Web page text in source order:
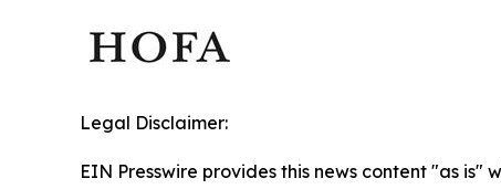
Legal Disclaimer:
EIN Presswire provides this news content "as